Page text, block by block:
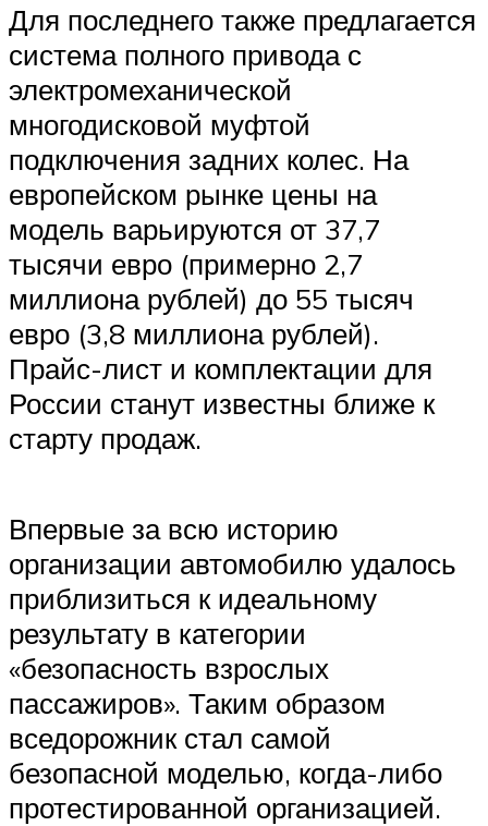
Для последнего также предлагается
система полного привода с
электромеханической
многодисковой муфтой
подключения задних колес. На
европейском рынке цены на
модель варьируются от 37,7
тысячи евро (примерно 2,7
миллиона рублей) до 55 тысяч
евро (3,8 миллиона рублей).
Прайс-лист и комплектации для
России станут известны ближе к
старту продаж.
Впервые за всю историю
организации автомобилю удалось
приблизиться к идеальному
результату в категории
«безопасность взрослых
пассажиров». Таким образом
вседорожник стал самой
безопасной моделью, когда-либо
протестированной организацией.